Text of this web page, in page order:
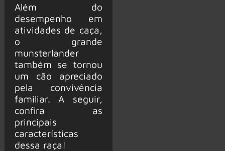
Além do
desempenho em
atividades de caça,
o grande
munsterlander
também se tornou
um cão apreciado
pela convivência
familiar. A seguir,
confira as
principais
características
dessa raça!